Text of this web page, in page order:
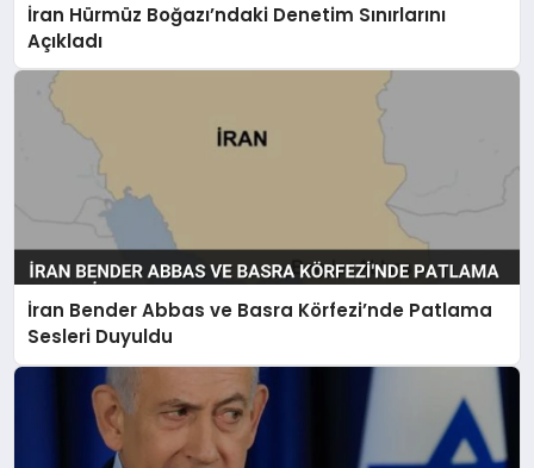
İran Hürmüz Boğazı’ndaki Denetim Sınırlarını
Açıkladı
İran Bender Abbas ve Basra Körfezi’nde Patlama
Sesleri Duyuldu